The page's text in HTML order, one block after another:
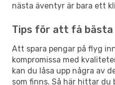
nästa äventyr är bara ett
Tips för att få bästa
Att spara pengar på flyg
kompromissa med
kan du låsa upp några av
som finns. Så här hittar